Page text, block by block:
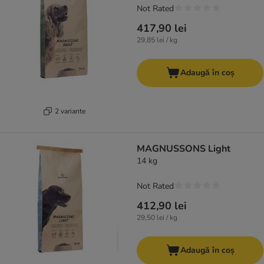
2 variante
417,90 lei
29,85 lei / kg
Not Rated
Adaugă în coș
MAGNUSSONS Light
14 kg
412,90 lei
29,50 lei / kg
Not Rated
Adaugă în coș